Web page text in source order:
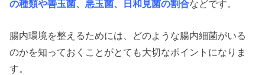
の種類や善玉菌、悪玉菌、日和見菌の割合などです。
腸内環境を整えるためには、どのような腸内細菌がいる
のかを知っておくことがとても大切なポイントになりま
す。